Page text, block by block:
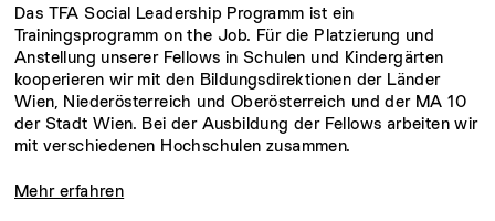
Das TFA Social Leadership Programm ist ein
Trainingsprogramm on the Job. Für die Platzierung und
Anstellung unserer Fellows in Schulen und Kindergärten
kooperieren wir mit den Bildungsdirektionen der Länder
Wien, Niederösterreich und Oberösterreich und der MA 10
der Stadt Wien. Bei der Ausbildung der Fellows arbeiten wir
mit verschiedenen Hochschulen zusammen.
Mehr erfahren